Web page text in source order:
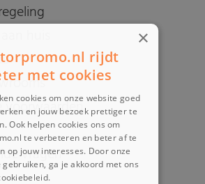
voorwaarden
vragen
×
rijdt
met cookies
cookies om onze website goed
en jouw bezoek prettiger te
Ook helpen cookies ons om
te verbeteren en beter af te
op jouw interesses. Door onze
ga je akkoord met ons